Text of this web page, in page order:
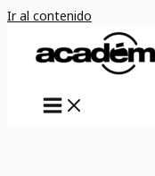
Ir al contenido